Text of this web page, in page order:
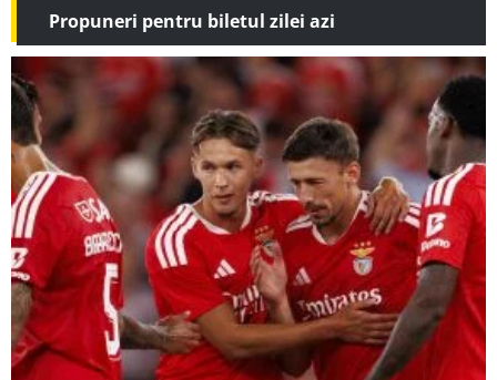
Propuneri pentru biletul zilei azi